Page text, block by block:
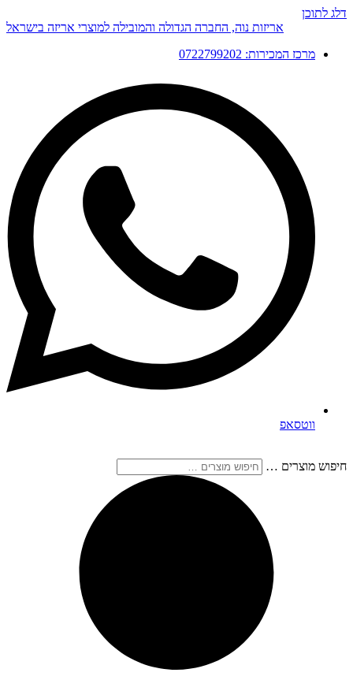
דלג לתוכן
אריזות נוה, החברה הגדולה והמובילה למוצרי אריזה בישראל
מרכז המכירות: 0722799202
ווטסאפ
חיפוש מוצרים …